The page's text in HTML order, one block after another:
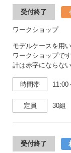
受付終了
ワークショップ
モデルケースを用
ワークショップで
計は赤字にならな
時間帯 11:00
定員 30組
受付終了